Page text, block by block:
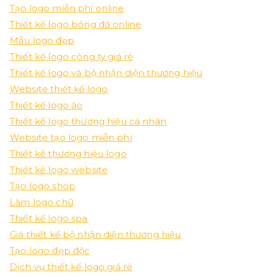
Tạo logo miễn phí online
Thiết kế logo bóng đá online
Mẫu logo đẹp
Thiết kế logo công ty giá rẻ
Thiết kế logo và bộ nhận diện thương hiệu
Website thiết kế logo
Thiết kế logo áo
Thiết kế logo thương hiệu cá nhân
Website tạo logo miễn phí
Thiết kế thương hiệu logo
Thiết kế logo website
Tạo logo shop
Làm logo chữ
Thiết kế logo spa
Giá thiết kế bộ nhận diện thương hiệu
Tạo logo đẹp độc
Dịch vụ thiết kế logo giá rẻ